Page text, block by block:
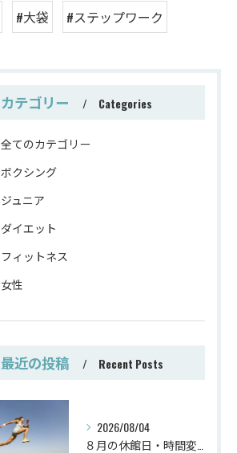
#大袋 #ステップワーク
カテゴリー Categories
全てのカテゴリー
ボクシング
ジュニア
ダイエット
フィットネス
女性
最近の投稿 Recent Posts
2026/08/04